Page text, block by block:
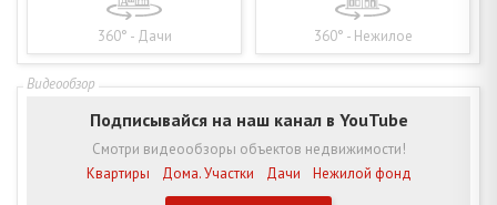
360° - Дачи 360° - Нежилое
Подписывайся на наш канал в YouTube
Смотри видеообзоры объектов недвижимости!
Квартиры
Дома. Участки Дачи Нежилой фонд